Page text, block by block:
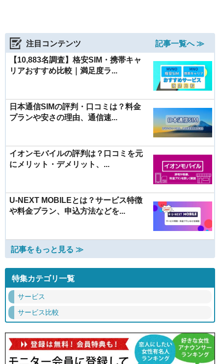
注目コンテンツ
記事一覧へ ≫
【10,883名調査】格安SIM・携帯キャ
リアおすすめ比較｜満足度ラ...
日本通信SIMの評判・口コミは？料金
プランや安さの理由、通信速...
イオンモバイルの評判は？口コミを元
にメリット・デメリット、...
U-NEXT MOBILEとは？サービス特徴
や料金プラン、申込方法などを...
記事をもっと見る ≫
特集カテゴリ一覧
サービス
サービス比較